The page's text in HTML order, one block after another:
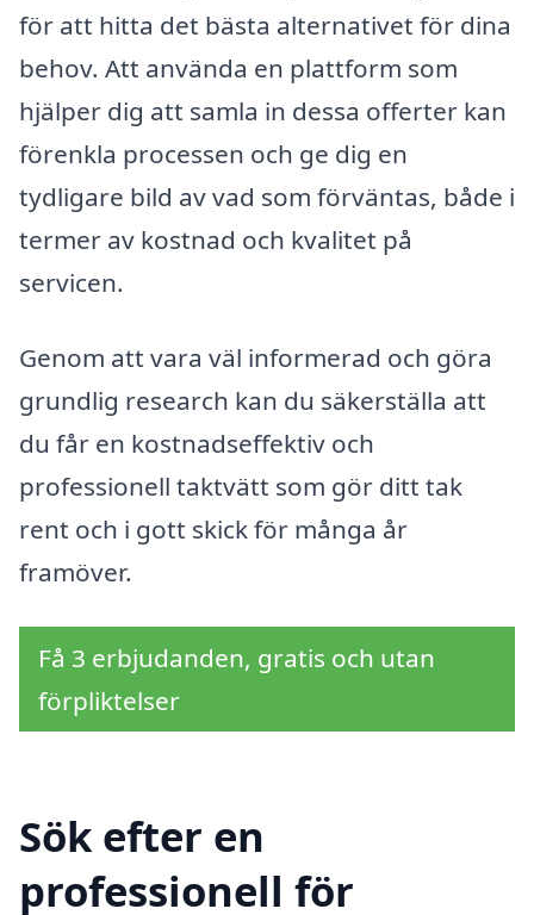
för att hitta det bästa alternativet för dina
behov. Att använda en plattform som
hjälper dig att samla in dessa offerter kan
förenkla processen och ge dig en
tydligare bild av vad som förväntas, både i
termer av kostnad och kvalitet på
servicen.
Genom att vara väl informerad och göra
grundlig research kan du säkerställa att
du får en kostnadseffektiv och
professionell taktvätt som gör ditt tak
rent och i gott skick för många år
framöver.
Få 3 erbjudanden, gratis och utan
förpliktelser
Sök efter en
professionell för